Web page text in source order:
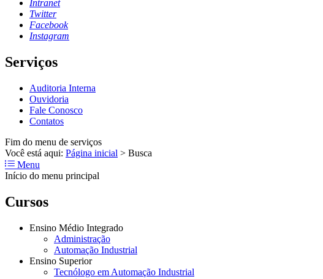
Intranet
Twitter
Facebook
Instagram
Serviços
Auditoria Interna
Ouvidoria
Fale Conosco
Contatos
Fim do menu de serviços
Você está aqui: Página inicial > Busca
Menu
Início do menu principal
Cursos
Ensino Médio Integrado
Administração
Automação Industrial
Ensino Superior
Tecnólogo em Automação Industrial